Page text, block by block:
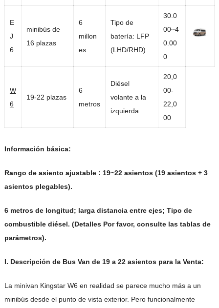
E
J
6
minibús de
16 plazas
6
millon
es
Tipo de
batería: LFP
(LHD/RHD)
30.0
00~4
0.00
0
W
6
19-22 plazas
6
metros
Diésel
volante a la
izquierda
20,0
00-
22,0
00
Información básica:
Rango de asiento ajustable : 19~22 asientos (19 asientos + 3
asientos plegables).
6 metros de longitud; larga distancia entre ejes; Tipo de
combustible diésel. (Detalles Por favor, consulte las tablas de
parámetros).
I. Descripción de Bus Van de 19 a 22 asientos para la Venta:
La minivan Kingstar W6 en realidad se parece mucho más a un
minibús desde el punto de vista exterior. Pero funcionalmente